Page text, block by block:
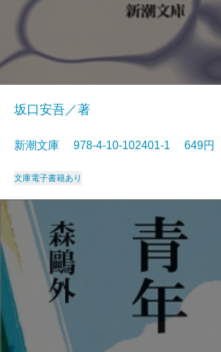
坂口安吾／著
新潮文庫 978-4-10-102401-1 649円
文庫電子書籍あり